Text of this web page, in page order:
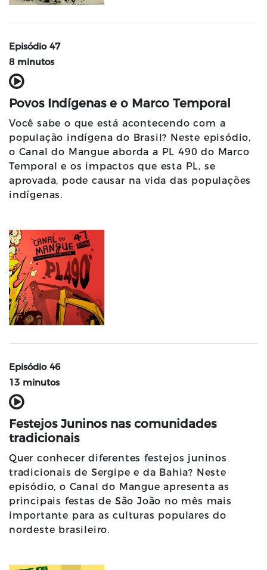
Episódio 47
8 minutos
Povos Indígenas e o Marco Temporal
Você sabe o que está acontecendo com a
população indígena do Brasil? Neste episódio,
o Canal do Mangue aborda a PL 490 do Marco
Temporal e os impactos que esta PL, se
aprovada, pode causar na vida das populações
indígenas.
Episódio 46
13 minutos
Festejos Juninos nas comunidades
tradicionais
Quer conhecer diferentes festejos juninos
tradicionais de Sergipe e da Bahia? Neste
episódio, o Canal do Mangue apresenta as
principais festas de São João no mês mais
importante para as culturas populares do
nordeste brasileiro.